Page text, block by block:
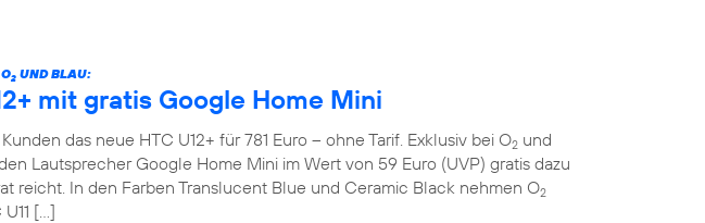
2 UND BLAU:
mit gratis Google Home Mini
das neue HTC U12+ für 781 Euro – ohne Tarif. Exklusiv bei O2 und
Lautsprecher Google Home Mini im Wert von 59 Euro (UVP) gratis dazu
reicht. In den Farben Translucent Blue und Ceramic Black nehmen O2
[…]